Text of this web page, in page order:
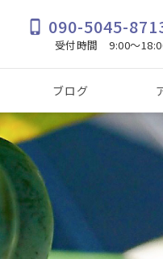
phone_iphone 090-5045-
受付時間 9:00～
ブログ